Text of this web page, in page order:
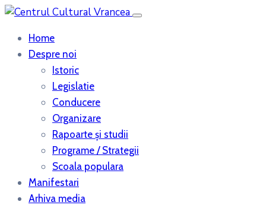
Home
Despre noi
Istoric
Legislatie
Conducere
Organizare
Rapoarte şi studii
Programe / Strategii
Scoala populara
Manifestari
Arhiva media